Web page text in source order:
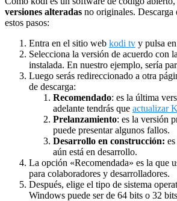
versiones alteradas no originales.
estos pasos:
Entra en el sitio web kodi tv y pulsa
Selecciona la versión de acuerdo con
instalada. En nuestro ejemplo, sería
Luego serás redireccionado a otra
de descarga:
Recomendado: es la última
adelante tendrás que actualizar
Prelanzamiento: es la versión
puede presentar algunos fallos.
Desarrollo en construcción:
aún está en desarrollo.
La opción «Recomendada» es la que
para colaboradores y desarrolladores.
Después, elige el tipo de sistema
Windows puede ser de 64 bits o 32